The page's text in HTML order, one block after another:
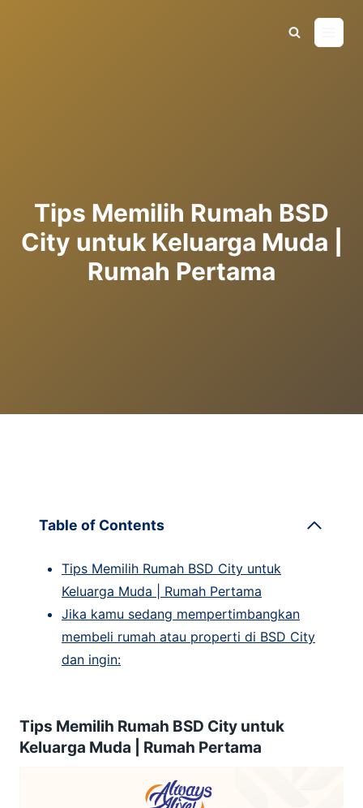
INFORMATION
Tips Memilih Rumah BSD
City untuk Keluarga Muda |
Rumah Pertama
Table of Contents
Tips Memilih Rumah BSD City untuk
Keluarga Muda | Rumah Pertama
Jika kamu sedang mempertimbangkan
membeli rumah atau properti di BSD City
dan ingin:
Tips Memilih Rumah BSD City untuk
Keluarga Muda | Rumah Pertama